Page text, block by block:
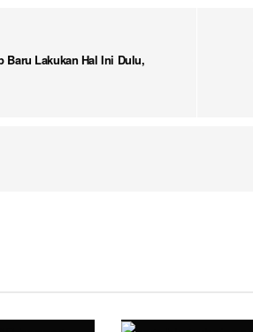
Baru Lakukan Hal Ini Dulu,